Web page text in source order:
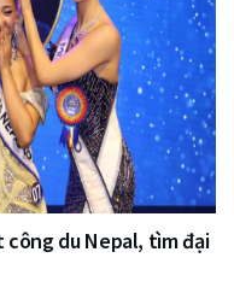
công du Nepal, tìm đại